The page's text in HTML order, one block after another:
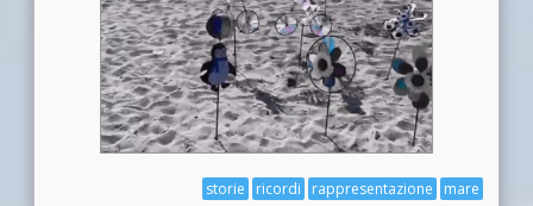
mare
rappresentazione
ricordi
storie